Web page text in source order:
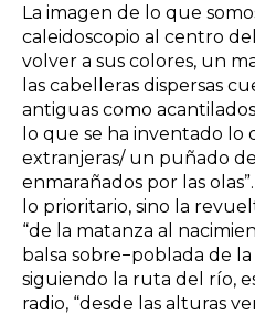
La imagen de lo que
caleidoscopio al centro
volver a sus colores, un
las cabelleras dispersas
antiguas como
lo que se ha inventado lo
extranjeras/ un puñado
enmarañados por las
lo prioritario, sino la
“de la matanza al
balsa sobre−poblada de
siguiendo la ruta del río,
radio, “desde las alturas